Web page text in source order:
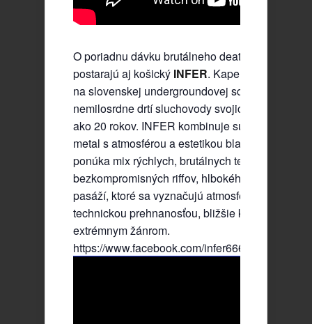
O poriadnu dávku brutálneho death-black
postarajú aj košický INFER. Kapela dlhodobo
na slovenskej undergroundovej scéne, ktorá
nemilosrdne drtí sluchovody svojich fanúšikov
ako 20 rokov. INFER kombinuje surový,
metal s atmosférou a estetikou black metalu. Ich
ponúka mix rýchlych, brutálnych temp,
bezkompromisných riffov, hlbokého growlu a
pasáží, ktoré sa vyznačujú atmosférou skôr než
technickou prehnanosťou, bližšie k „old-school“
extrémnym žánrom.
https://www.facebook.com/infer666